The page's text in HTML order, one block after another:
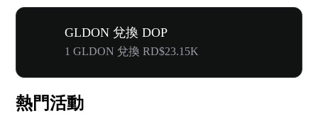
GLDON 兌換 DOP
1 GLDON 兌換 RD$23.15K
熱門活動